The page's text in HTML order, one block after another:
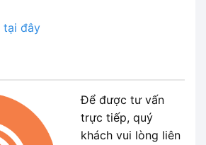
tại đây
Để được tư vấn
trực tiếp, quý
khách vui lòng liên